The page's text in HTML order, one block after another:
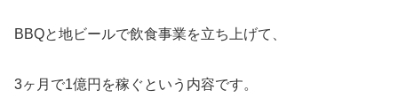
BBQと地ビールで飲食事業を立ち上げて、
3ヶ月で1億円を稼ぐという内容です。